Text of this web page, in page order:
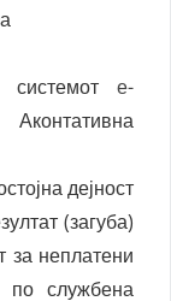
системот е-
дејност
(загуба)
за неплатени
службена